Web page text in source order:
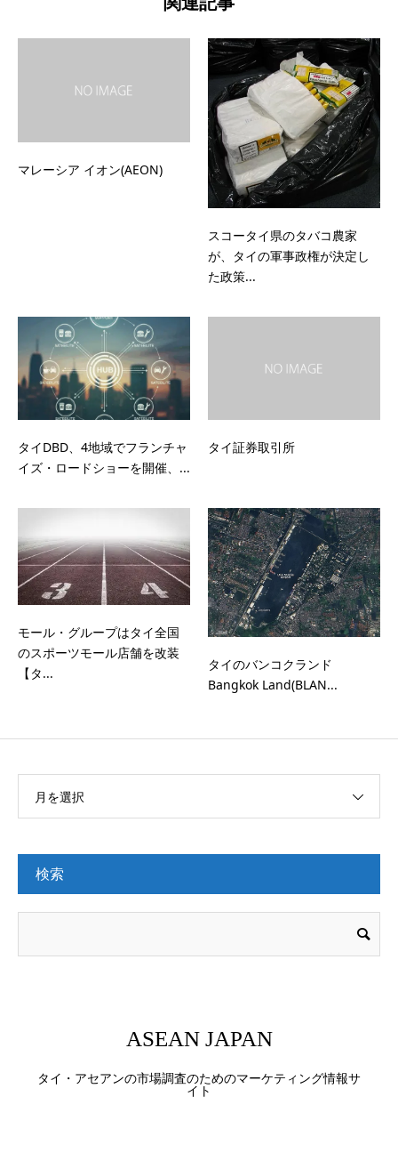
マレーシア イオン(AEON)
スコータイ県のタバコ農家
が、タイの軍事政権が決定し
た政策...
タイDBD、4地域でフランチャ
イズ・ロードショーを開催、...
タイ証券取引所
モール・グループはタイ全国
のスポーツモール店舗を改装
【タ...
タイのバンコクランド
Bangkok Land(BLAN...
月を選択
検索
ASEAN JAPAN
タイ・アセアンの市場調査のためのマーケティング情報サ
イト